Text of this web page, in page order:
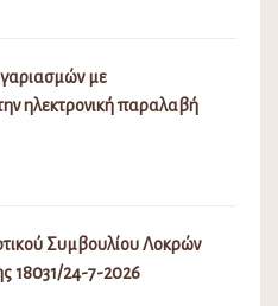
με
ηλεκτρονική παραλαβή
Συμβουλίου Λοκρών
18031/24-7-2026